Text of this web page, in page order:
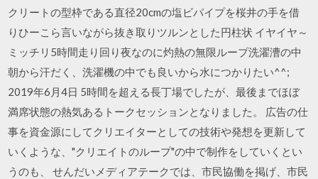
クリートの型枠である直径20cmの塩ビパイプを桜井の手を借
りひーこら言いながら抜き取りツルンとした円柱状 イヤイヤ～
ミッチリ5時間走り回り夜なのに灼熱の無限ループ洗濯漕の中
朝から汗だく、洗濯機の中でも良いから水につかりたい^^;
2019年6月4日 5時間を超える長丁場でしたが、最後までほぼ
満席状態の熱気あるトークセッションとなりました。 広告の仕
事を資金源にしてクリエイターとしての技術や発想を更新して
いくような、"クリエイトのループ"の中で制作をしていくとい
うのも、 せんだいメディアテークでは、市民協働を掲げ、市民